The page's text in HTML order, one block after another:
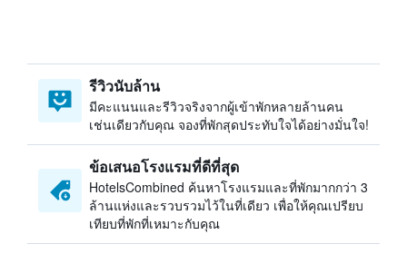
รีวิวนับล้าน
มีคะแนนและรีวิวจริงจากผู้เข้าพักหลายล้านคน
เช่นเดียวกับคุณ จองที่พักสุดประทับใจได้อย่างมั่นใจ!
ข้อเสนอโรงแรมที่ดีที่สุด
HotelsCombined ค้นหาโรงแรมและที่พักมากกว่า 3
ล้านแห่งและรวบรวมไว้ในที่เดียว เพื่อให้คุณเปรียบ
เทียบที่พักที่เหมาะกับคุณ